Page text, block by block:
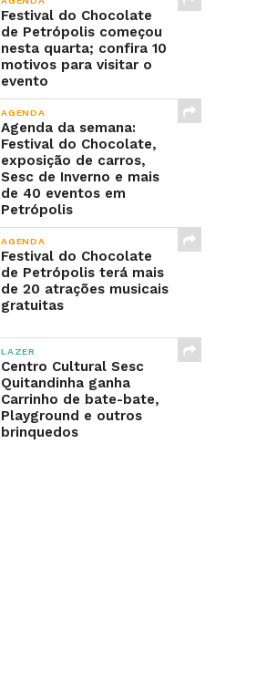
Festival do Chocolate
de Petrópolis começou
nesta quarta; confira 10
motivos para visitar o
evento
AGENDA
Agenda da semana:
Festival do Chocolate,
exposição de carros,
Sesc de Inverno e mais
de 40 eventos em
Petrópolis
AGENDA
Festival do Chocolate
de Petrópolis terá mais
de 20 atrações musicais
gratuitas
LAZER
Centro Cultural Sesc
Quitandinha ganha
Carrinho de bate-bate,
Playground e outros
brinquedos